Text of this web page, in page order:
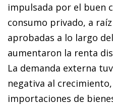
impulsada por el buen
consumo privado, a
aprobadas a lo largo
aumentaron la renta
La demanda externa
negativa al
importaciones de